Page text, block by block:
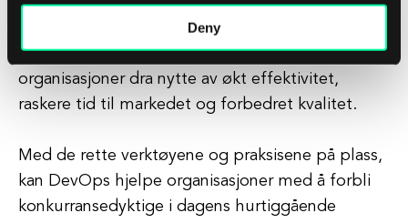
Deny
Ved å følge nøkkelprinsipper som samarbeid,
automatisering og kontinuerlig levering, kan
organisasjoner dra nytte av økt effektivitet,
raskere tid til markedet og forbedret kvalitet.
Med de rette verktøyene og praksisene på plass,
kan DevOps hjelpe organisasjoner med å forbli
konkurransedyktige i dagens hurtiggående